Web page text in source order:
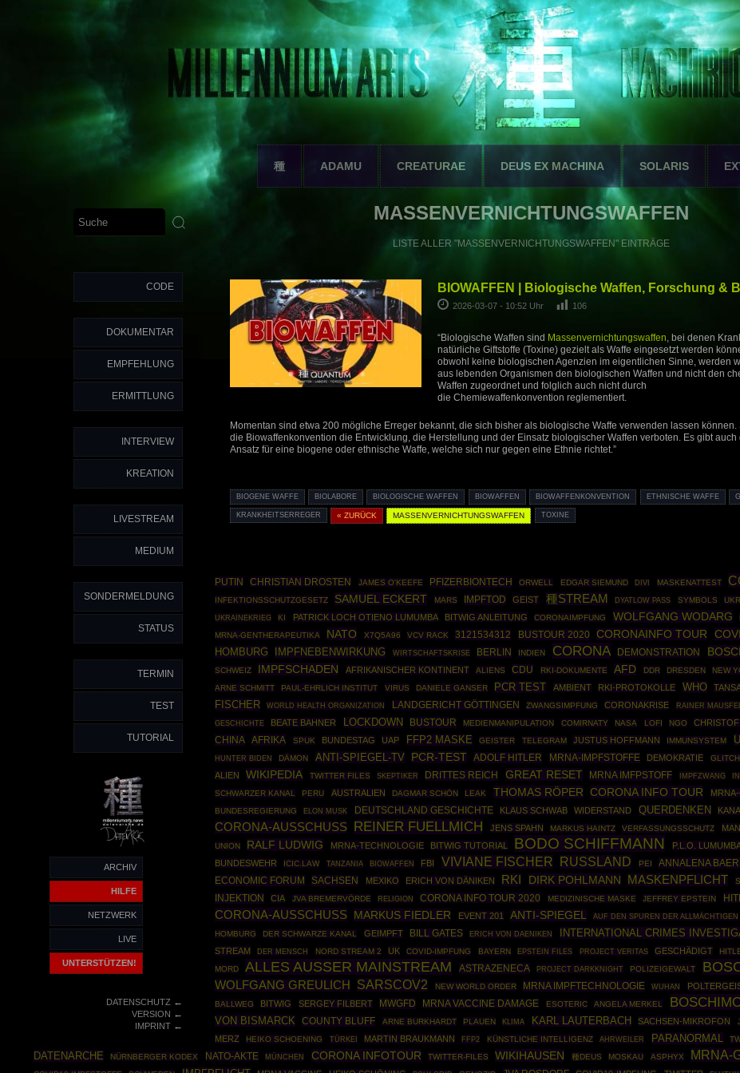
種 ADAMU CREATURAE DEUS EX MACHINA SOLARIS
CODE
DOKUMENTAR
EMPFEHLUNG
ERMITTLUNG
INTERVIEW
KREATION
LIVESTREAM
MEDIUM
SONDERMELDUNG
STATUS
TERMIN
TEST
TUTORIAL
ARCHIV
HILFE
NETZWERK
LIVE
UNTERSTÜTZEN!
DATENSCHUTZ←
VERSION ←
IMPRINT←
MASSENVERNICHTUNGSWAFFEN
LISTE ALLER "MASSENVERNICHTUNGSWAFFEN" EINTRÄGE
BIOWAFFEN | Biologische Waffen, Forschung &
2026-03-07 - 10:52 Uhr 106
“Biologische Waffen sind Massenvernichtungswaffen, bei denen
natürliche Giftstoffe (Toxine) gezielt als Waffe eingesetzt werden
obwohl keine biologischen Agenzien im eigentlichen Sinne, werden
aus lebenden Organismen den biologischen Waffen und nicht den
Waffen zugeordnet und folglich auch nicht durch
die Chemiewaffenkonvention reglementiert.
Momentan sind etwa 200 mögliche Erreger bekannt, die sich bisher als biologische Waffe verwenden lassen können.
die Biowaffenkonvention die Entwicklung, die Herstellung und der Einsatz biologischer Waffen verboten. Es gibt auch
Ansatz für eine biogene oder ethnische Waffe, welche sich nur gegen eine Ethnie richtet.”
BIOGENE WAFFE BIOLABORE BIOLOGISCHE WAFFEN BIOWAFFEN BIOWAFFENKONVENTION ETHNISCHE WAFFE
KRANKHEITSERREGER « ZURÜCK MASSENVERNICHTUNGSWAFFEN TOXINE
PUTIN
CHRISTIAN DROSTEN JAMES O'KEEFE PFIZERBIONTECH ORWELL EDGAR SIEMUND DIVI MASKENATTEST
INFEKTIONSSCHUTZGESETZ SAMUEL ECKERT MARS IMPFTOD GEIST 種STREAM DYATLOW PASS SYMBOLS
UKRAINEKRIEG
KI PATRICK LOCH OTIENO LUMUMBA BITWIG ANLEITUNG CORONAIMPFUNG WOLFGANG WODARG
MRNA-GENTHERAPEUTIKA NATO X7Q5A96 VCV RACK 3121534312 BUSTOUR 2020 CORONAINFO TOUR
HOMBURG
IMPFNEBENWIRKUNG WIRTSCHAFTSKRISE BERLIN INDIEN CORONA DEMONSTRATION
SCHWEIZ
IMPFSCHADEN AFRIKANISCHER KONTINENT ALIENS CDU RKI-DOKUMENTE AFD DDR DRESDEN NEW
ARNE SCHMITT PAUL-EHRLICH INSTITUT VIRUS DANIELE GANSER PCR TEST AMBIENT RKI-PROTOKOLLE WHO
FISCHER
WORLD HEALTH ORGANIZATION LANDGERICHT GÖTTINGEN ZWANGSIMPFUNG CORONAKRISE RAINER
GESCHICHTE BEATE BAHNER LOCKDOWN BUSTOUR MEDIENMANIPULATION COMIRNATY NASA LOFI NGO
CHINA AFRIKA SPUK BUNDESTAG UAP FFP2 MASKE GEISTER TELEGRAM JUSTUS HOFFMANN IMMUNSYSTEM
HUNTER BIDEN DÄMON ANTI-SPIEGEL-TV PCR-TEST ADOLF HITLER MRNA-IMPFSTOFFE DEMOKRATIE GLITCH
ALIEN WIKIPEDIA TWITTER FILES SKEPTIKER DRITTES REICH GREAT RESET MRNA IMFPSTOFF IMPFZWANG
SCHWARZER KANAL PERU AUSTRALIEN DAGMAR SCHÖN LEAK THOMAS RÖPER CORONA INFO TOUR
BUNDESREGIERUNG ELON MUSK DEUTSCHLAND GESCHICHTE KLAUS SCHWAB WIDERSTAND QUERDENKEN
CORONA-AUSSCHUSS REINER FUELLMICH JENS SPAHN MARKUS HAINTZ VERFASSUNGSSCHUTZ
UNION
RALF LUDWIG MRNA-TECHNOLOGIE BITWIG TUTORIAL BODO SCHIFFMANN P.L.O.
BUNDESWEHR
ICIC.LAW TANZANIA BIOWAFFEN FBI VIVIANE FISCHER RUSSLAND PEI ANNALENA
ECONOMIC FORUM
SACHSEN MEXIKO ERICH VON DÄNIKEN RKI DIRK POHLMANN MASKENPFLICHT
INJEKTION
CIA JVA BREMERVÖRDE RELIGION CORONA INFO TOUR 2020 MEDIZINISCHE MASKE JEFFREY EPSTEIN
CORONA-AUSSCHUSS
MARKUS FIEDLER EVENT 201 ANTI-SPIEGEL AUF DEN SPUREN DER ALLMÄCHTIGEN
HOMBURG
DER SCHWARZE KANAL GEIMPFT BILL GATES ERICH VON DAENIKEN INTERNATIONAL CRIMES
STREAM
DER MENSCH NORD STREAM 2 UK COVID-IMPFUNG BAYERN EPSTEIN FILES PROJECT VERITAS GESCHÄDIGT
MORD ALLES AUSSER MAINSTREAM ASTRAZENECA PROJECT DARKKNIGHT POLIZEIGEWALT
WOLFGANG GREULICH SARSCOV2 NEW WORLD ORDER MRNA IMPFTECHNOLOGIE WUHAN
BALLWEG
BITWIG SERGEY FILBERT MWGFD MRNA VACCINE DAMAGE ESOTERIC ANGELA MERKEL
VON BISMARCK
COUNTY BLUFF ARNE BURKHARDT PLAUEN KLIMA KARL LAUTERBACH SACHSEN-MIKROFON
MERZ
HEIKO SCHOENING TÜRKEI MARTIN BRAUKMANN FFP2 KÜNSTLICHE INTELLIGENZ AHRWEILER PARANORMAL
DATENARCHE NÜRNBERGER KODEX NATO-AKTE MÜNCHEN CORONA INFOTOUR TWITTER-FILES WIKIHAUSEN 種DEUS MOSKAU ASPHYX MRNA-